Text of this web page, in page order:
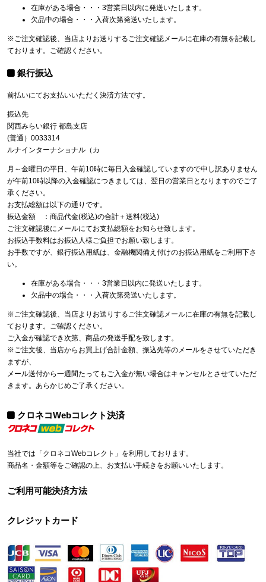
在庫がある場合・・・3営業日以内に発送いたします。
欠品中の場合・・・入荷次第発送いたします。
※ご注文確認後、当店よりお送りするご注文確認メールに在庫の有無を記載し
ております。ご確認ください。
銀行振込
前払いにてお支払いいただく決済方法です。
振込先
関西みらい銀行 都島支店
(普通）0033314
ルナインターナショナル（カ
月～金曜日の平日、午前10時に毎日入金確認していますので申し訳ありません
が午前10時以降の入金確認につきましては、翌日の営業日となりますのでご了
承ください。
お支払総額は以下の通りです。
振込金額 ：商品代金(税込)の合計＋送料(税込)
ご注文確認後にメールにてお支払総額をお知らせ致します。
お振込手数料はお振込人様ご負担でお願い致します。
お手数ですが、銀行振込用紙は、金融機関備え付けのお振込用紙をご利用下さ
い。
在庫がある場合・・・3営業日以内に発送いたします。
欠品中の場合・・・入荷次第発送いたします。
※ご注文確認後、当店よりお送りするご注文確認メールに在庫の有無を記載し
ております。ご確認ください。
ご入金が確認でき次第、商品の発送手配を致します。
※ご注文後、当店からお買上げ合計金額、振込先等のメールをさせていただき
ますが、
メール送付から一週間たってもご入金が無い場合はキャンセルとさせていただ
きます。あらかじめご了承ください。
クロネコWebコレクト決済
当社では「クロネコWebコレクト」を利用しております。
商品名・金額等をご確認の上、お支払い手続きをお願いいたします。
ご利用可能決済方法
クレジットカード